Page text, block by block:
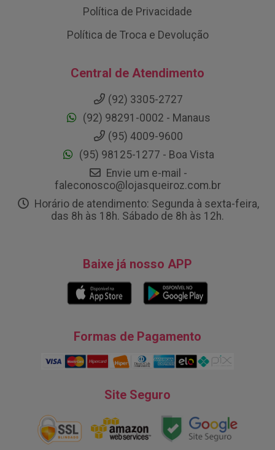
Política de Privacidade
Política de Troca e Devolução
Central de Atendimento
(92) 3305-2727
(92) 98291-0002 - Manaus
(95) 4009-9600
(95) 98125-1277 - Boa Vista
Envie um e-mail -
faleconosco@lojasqueiroz.com.br
Horário de atendimento: Segunda à sexta-feira,
das 8h às 18h. Sábado de 8h às 12h.
Baixe já nosso APP
Formas de Pagamento
Site Seguro